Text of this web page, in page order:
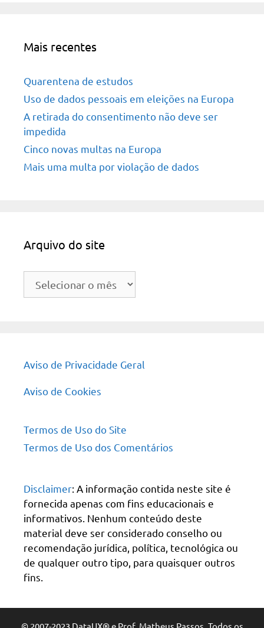
Mais recentes
Quarentena de estudos
Uso de dados pessoais em eleições na Europa
A retirada do consentimento não deve ser
impedida
Cinco novas multas na Europa
Mais uma multa por violação de dados
Arquivo do site
Arquivo
Aviso de Privacidade Geral
Aviso de Cookies
Termos de Uso do Site
Termos de Uso dos Comentários
Disclaimer: A informação contida neste site é
fornecida apenas com fins educacionais e
informativos. Nenhum conteúdo deste
material deve ser considerado conselho ou
recomendação jurídica, política, tecnológica ou
de qualquer outro tipo, para quaisquer outros
fins.